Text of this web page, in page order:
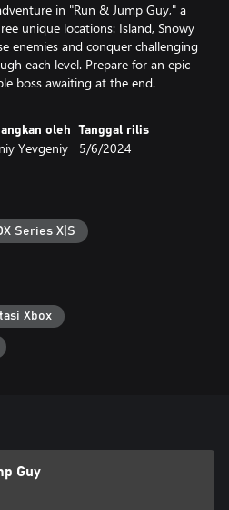
in "Run & Jump Guy," a
unique locations: Island, Snowy
enemies and conquer challenging
each level. Prepare for an epic
boss awaiting at the end.
oleh
Yevgeniy
Tanggal rilis
5/6/2024
Series X|S
Xbox
Guy